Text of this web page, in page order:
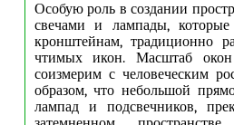
Особую роль в создании
свечами и лампады,
кронштейнам, традиционно
чтимых икон. Масштаб
соизмерим с человеческим
образом, что небольшой
лампад и подсвечников,